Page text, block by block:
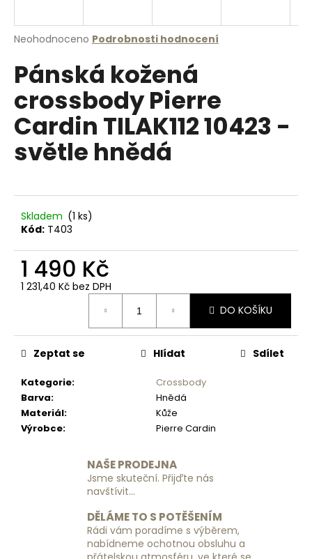
Průměrné
produktu
je
z
5
hvězdiček.
Neohodnoceno Podrobnosti hodnocení
Pánská kožená
crossbody Pierre
Cardin TILAK112 10423 -
světle hnědá
Skladem (1 ks)
Kód: T403
1 490 Kč
1 231,40 Kč bez DPH
DO KOŠÍKU
Kategorie:
Crossbody
Barva:
Hnědá
Materiál:
Kůže
Výrobce: Pierre Cardin
Zeptat se Hlídat Sdílet
NAŠE PRODEJNA
Jsme skuteční. Přijďte nás
navštívit...
DĚLÁME TO S POTĚŠENÍM
Rádi vám poradíme s výběrem,
nabídneme ochotnou obsluhu a
j
t
?
HLEDAT
D
o
p
o
e
m
e
PÁNSKÁ